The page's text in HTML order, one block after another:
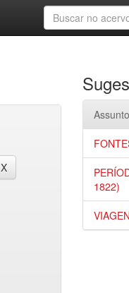
Assunto
1822)